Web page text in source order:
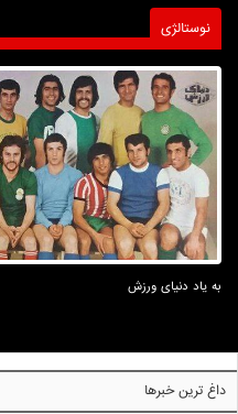
نوستالژی
به یاد دنیای ورزش
داغ ترین خبرها